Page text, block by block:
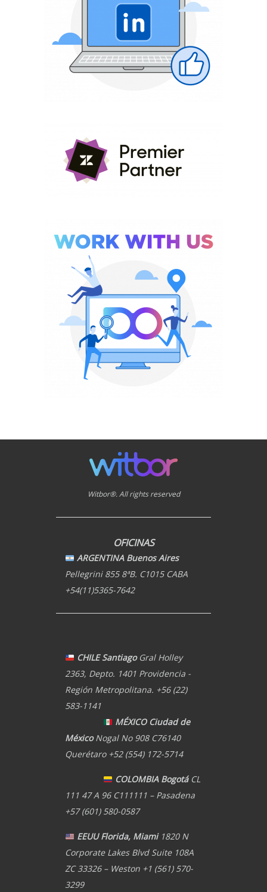
Witbor®. All rights reserved
OFICINAS
ARGENTINA Buenos Aires
Pellegrini 855 8ªB. C1015 CABA
+54(11)5365-7642
CHILE Santiago Gral Holley
2363, Depto. 1401 Providencia -
Región Metropolitana. +56 (22)
583-1141
MÉXICO Ciudad de
MéxicoNogal No 908 C76140
Querétaro +52 (554) 172-5714
COLOMBIA BogotáCL
111 47 A 96 C111111 – Pasadena
+57 (601) 580-0587
EEUU Florida, Miami1820 N
Corporate Lakes Blvd Suite 108A
ZC 33326 – Weston +1 (561) 570-
3299